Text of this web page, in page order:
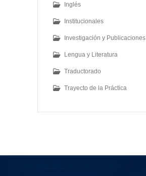
Inglés
Institucionales
Investigación y Publicaciones
Lengua y Literatura
Traductorado
Trayecto de la Práctica